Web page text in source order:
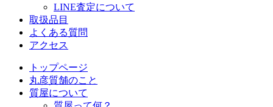
LINE査定について
取扱品目
よくある質問
アクセス
トップページ
丸彦質舗のこと
質屋について